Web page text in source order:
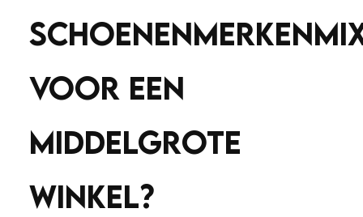
VOOR EEN
MIDDELGROTE
WINKEL?